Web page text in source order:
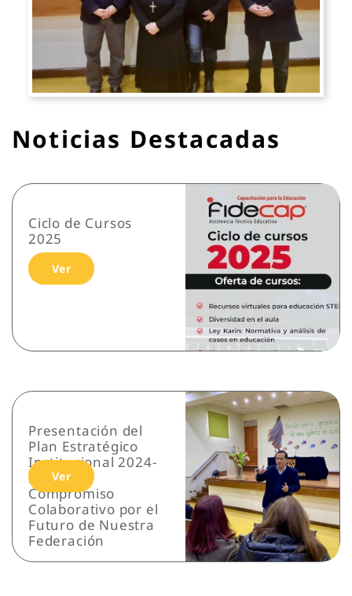
Noticias Destacadas
Ciclo de Cursos
2025
Ver
Presentación del
Plan Estratégico
Institucional 2024-
2026: Un
Compromiso
Colaborativo por el
Futuro de Nuestra
Federación
Ver